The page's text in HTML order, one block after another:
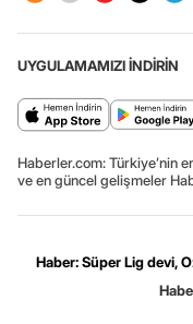
UYGULAMAMIZI İNDİRİN
Haberler.com: Türkiye’nin
ve en güncel gelişmeler
Haber: Süper Lig devi,